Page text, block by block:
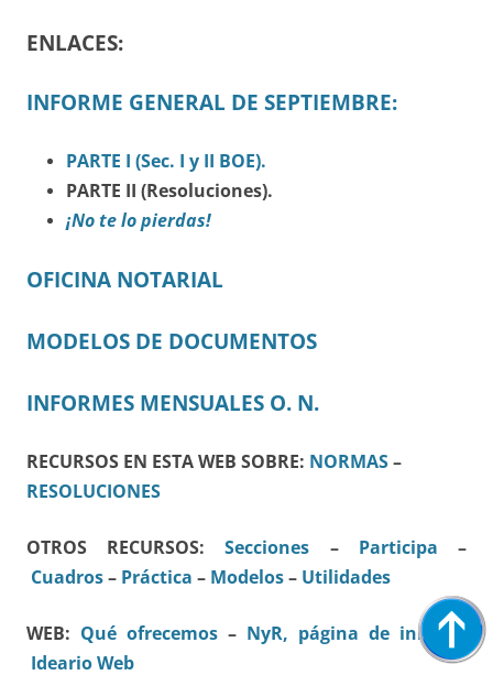
ENLACES:
INFORME GENERAL DE SEPTIEMBRE:
PARTE I (Sec. I y II BOE).
PARTE II (Resoluciones).
¡No te lo pierdas!
OFICINA NOTARIAL
MODELOS DE DOCUMENTOS
INFORMES MENSUALES O. N.
RECURSOS EN ESTA WEB SOBRE: NORMAS–
RESOLUCIONES
OTROS RECURSOS:Secciones – Participa –
Cuadros– Práctica – Modelos– Utilidades
WEB: Qué ofrecemos – NyR, página de inicio –
Ideario Web